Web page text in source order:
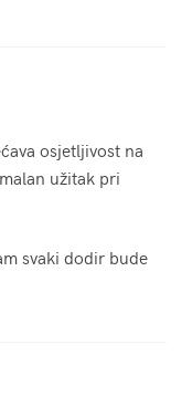
osjetljivost na
užitak pri
svaki dodir bude